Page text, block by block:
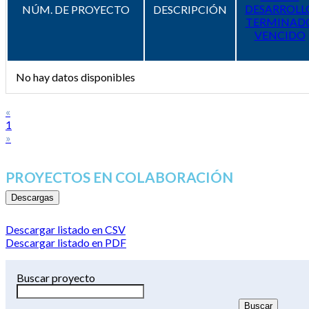
NÚM. DE PROYECTO DESCRIPCIÓN
VENCIDO
No hay datos disponibles
«
1
»
PROYECTOS EN COLABORACIÓN
Descargas
Descargar listado en CSV
Descargar listado en PDF
Buscar proyecto